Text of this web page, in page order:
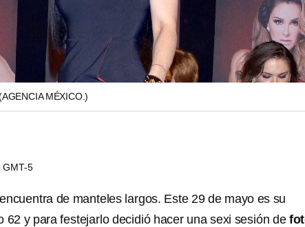
MÉXICO.)
GMT-5
de manteles largos. Este 29 de mayo es su
62 y para festejarlo decidió hacer una sexi sesión de